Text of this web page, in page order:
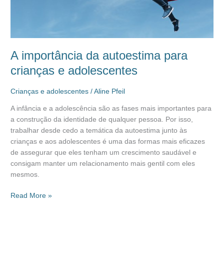
A importância da autoestima para
crianças e adolescentes
Crianças e adolescentes /Aline Pfeil
A infância e a adolescência são as fases mais importantes para
a construção da identidade de qualquer pessoa. Por isso,
trabalhar desde cedo a temática da autoestima junto às
crianças e aos adolescentes é uma das formas mais eficazes
de assegurar que eles tenham um crescimento saudável e
consigam manter um relacionamento mais gentil com eles
mesmos.
Read More »